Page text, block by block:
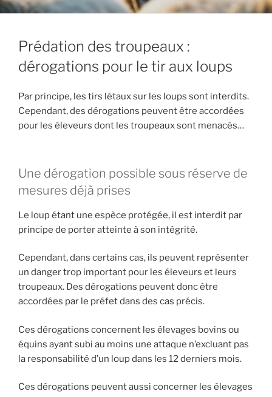
Prédation des troupeaux :
dérogations pour le tir aux loups
Par principe, les tirs létaux sur les loups sont interdits.
Cependant, des dérogations peuvent être accordées
pour les éleveurs dont les troupeaux sont menacés…
Une dérogation possible sous réserve de
mesures déjà prises
Le loup étant une espèce protégée, il est interdit par
principe de porter atteinte à son intégrité.
Cependant, dans certains cas, ils peuvent représenter
un danger trop important pour les éleveurs et leurs
troupeaux. Des dérogations peuvent donc être
accordées par le préfet dans des cas précis.
Ces dérogations concernent les élevages bovins ou
équins ayant subi au moins une attaque n’excluant pas
la responsabilité d’un loup dans les 12 derniers mois.
Ces dérogations peuvent aussi concerner les élevages